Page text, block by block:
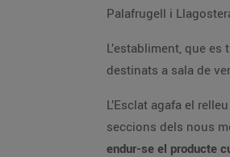
Palafrugell i
L’establiment, que es troba situat a l’Av. Castell d'Aro s/n
L’Esclat agafa el relleu de l’antic Bonpreu d’Av.
seccions dels nous
endur-se el producte